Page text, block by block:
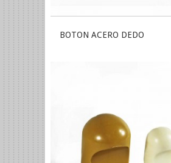
BOTON ACERO DEDO